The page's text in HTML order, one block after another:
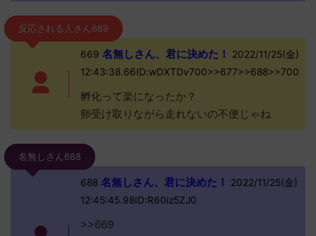
反応される人さん669
669 名無しさん、君に決めた！
2022/11/25(金)
12:43:38.66ID:wDXTDv700>>677>>688>>700
孵化って楽になったか？
卵受け取りながら走れないの不便じゃね
名無しさん688
688名無しさん、君に決めた！
2022/11/25(金)
12:45:45.98ID:R60iz5ZJ0
>>669